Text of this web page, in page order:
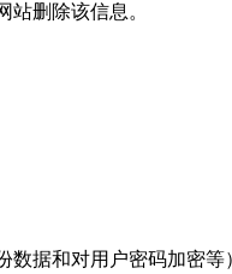
删除该信息。
据和对用户密码加密等